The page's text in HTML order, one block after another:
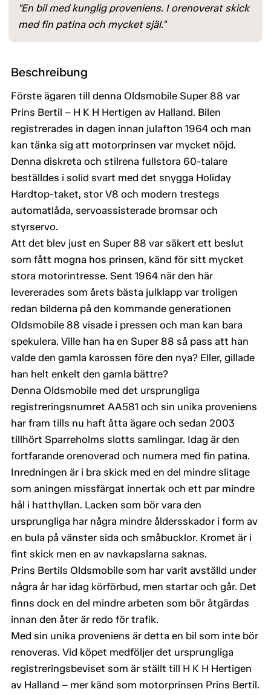
"En bil med kunglig proveniens. I orenoverat skick
med fin patina och mycket själ."
Beschreibung
Förste ägaren till denna Oldsmobile Super 88 var
Prins Bertil – H K H Hertigen av Halland. Bilen
registrerades in dagen innan julafton 1964 och man
kan tänka sig att motorprinsen var mycket nöjd.
Denna diskreta och stilrena fullstora 60-talare
beställdes i solid svart med det snygga Holiday
Hardtop-taket, stor V8 och modern trestegs
automatlåda, servoassisterade bromsar och
styrservo.
Att det blev just en Super 88 var säkert ett beslut
som fått mogna hos prinsen, känd för sitt mycket
stora motorintresse. Sent 1964 när den här
levererades som årets bästa julklapp var troligen
redan bilderna på den kommande generationen
Oldsmobile 88 visade i pressen och man kan bara
spekulera. Ville han ha en Super 88 så pass att han
valde den gamla karossen före den nya? Eller, gillade
han helt enkelt den gamla bättre?
Denna Oldsmobile med det ursprungliga
registreringsnumret AA581 och sin unika proveniens
har fram tills nu haft åtta ägare och sedan 2003
tillhört Sparreholms slotts samlingar. Idag är den
fortfarande orenoverad och numera med fin patina.
Inredningen är i bra skick med en del mindre slitage
som aningen missfärgat innertak och ett par mindre
hål i hatthyllan. Lacken som bör vara den
ursprungliga har några mindre åldersskador i form av
en bula på vänster sida och småbucklor. Kromet är i
fint skick men en av navkapslarna saknas.
Prins Bertils Oldsmobile som har varit avställd under
några år har idag körförbud, men startar och går. Det
finns dock en del mindre arbeten som bör åtgärdas
innan den åter är redo för trafik.
Med sin unika proveniens är detta en bil som inte bör
renoveras. Vid köpet medföljer det ursprungliga
registreringsbeviset som är ställt till H K H Hertigen
av Halland – mer känd som motorprinsen Prins Bertil.